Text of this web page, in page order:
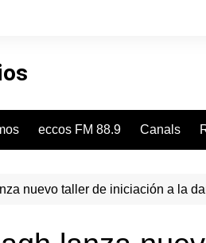
eccos FM 88.9 Canals
nuevo taller de iniciación a la